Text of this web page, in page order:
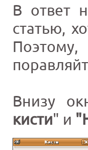
В ответ
статью,
Внизу
кисти" и